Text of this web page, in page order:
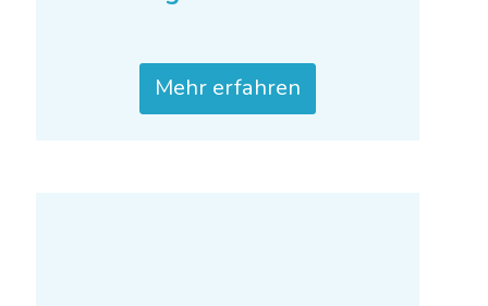
De Taalkundige – Le